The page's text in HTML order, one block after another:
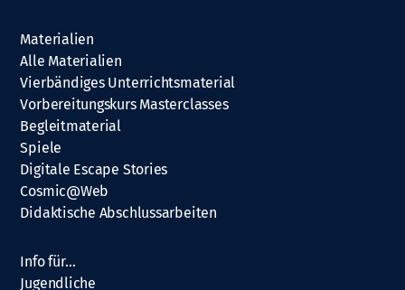
Materialien
Alle Materialien
Vierbändiges Unterrichtsmaterial
Vorbereitungskurs Masterclasses
Begleitmaterial
Spiele
Digitale Escape Stories
Cosmic@Web
Didaktische Abschlussarbeiten
Info für…
Jugendliche